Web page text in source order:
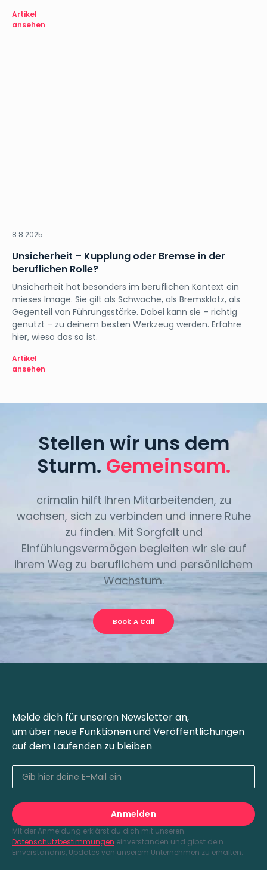
Artikel
ansehen
8.8.2025
Unsicherheit – Kupplung oder Bremse in der
beruflichen Rolle?
Unsicherheit hat besonders im beruflichen Kontext ein
mieses Image. Sie gilt als Schwäche, als Bremsklotz, als
Gegenteil von Führungsstärke. Dabei kann sie – richtig
genutzt – zu deinem besten Werkzeug werden. Erfahre
hier, wieso das so ist.
Artikel
ansehen
Stellen wir uns dem
Sturm. Gemeinsam.
crimalin hilft Ihren Mitarbeitenden, zu
wachsen, sich zu verbinden und innere Ruhe
zu finden. Mit Sorgfalt und
Einfühlungsvermögen begleiten wir sie auf
ihrem Weg zu beruflichem und persönlichem
Wachstum.
Book A Call
Melde dich für unseren Newsletter an,
um über neue Funktionen und Veröffentlichungen
auf dem Laufenden zu bleiben
Mit der Anmeldung erklärst du dich mit unseren
Datenschutzbestimmungen einverstanden und gibst dein
Einverständnis, Updates von unserem Unternehmen zu erhalten.